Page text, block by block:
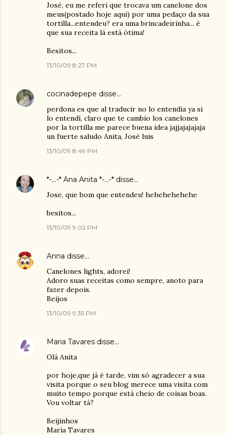
José, eu me referi que trocava um canelone dos
meus(postado hoje aqui) por uma pedaço da sua
tortilla...entendeu? era uma brincadeirinha... é
que sua receita lá está ótima!
Besitos...
13/10/09 8:27 PM
cocinadepepe disse…
perdona es que al traducir no lo entendía ya si
lo entendí, claro que te cambio los canelones
por la tortilla me parece buena idea jajjajajajaja
un fuerte saludo Anita, José luis
13/10/09 8:49 PM
*-...-* Ana Anita *-...-* disse…
Jose, que bom que entendeu! hehehehehehe
besitos...
13/10/09 9:02 PM
Anna disse…
Canelones lights, adorei!
Adoro suas receitas como sempre, anoto para
fazer depois.
Beijos
13/10/09 9:35 PM
Maria Tavares disse…
Olá Anita
por hoje,que já é tarde, vim só agradecer a sua
visita porque o seu blog merece uma visita com
muito tempo porque está cheio de coisas boas.
Vou voltar tá?
Beijinhos
Maria Tavares